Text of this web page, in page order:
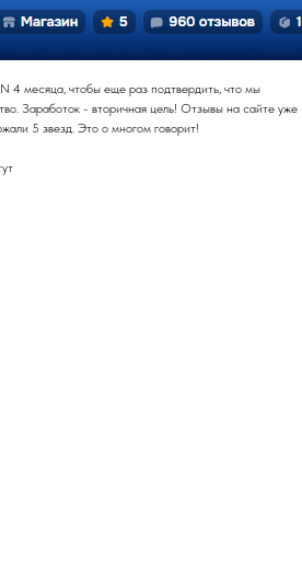
4 месяца, чтобы еще раз подтвердить, что мы
Заработок - вторичная цель! Отзывы на сайте уже
5 звезд. Это о многом говорит!